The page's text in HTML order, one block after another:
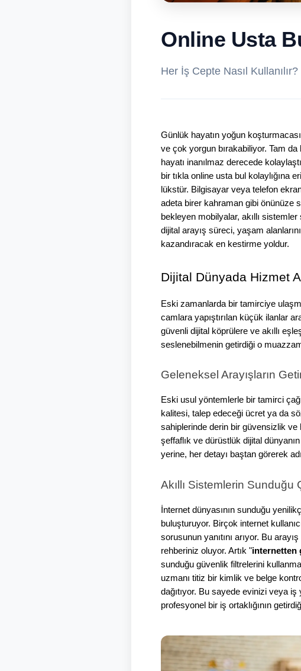
Online Usta
Her İş Cepte Nasıl
Günlük hayatın yoğun
ve çok yorgun bırakabiliyor. Tam
hayatı inanılmaz derecede
bir tıkla online usta bul kolaylığına
lükstür. Bilgisayar veya telefon
adeta birer kahraman gibi önünüze
bekleyen mobilyalar, akıllı
dijital arayış süreci, yaşam
kazandıracak en kestirme yoldur.
Dijital Dünyada Hizmet
Eski zamanlarda bir tamirciye
camlara yapıştırılan küçük ilanlar
güvenli dijital köprülere ve akıllı
seslenebilmenin getirdiği o
Geleneksel Arayışların
Eski usul yöntemlerle bir tamirci
kalitesi, talep edeceği ücret ya da
sahiplerinde derin bir güvensizlik
şeffaflık ve dürüstlük dijital
yerine, her detayı baştan görerek
Akıllı Sistemlerin Sunduğu
İnternet dünyasının sunduğu
buluşturuyor. Birçok internet
sorusunun yanıtını arıyor. Bu
rehberiniz oluyor. Artık "internetten
sunduğu güvenlik filtrelerini
uzmanı titiz bir kimlik ve belge
dağıtıyor. Bu sayede evinizi veya iş
profesyonel bir iş ortaklığının